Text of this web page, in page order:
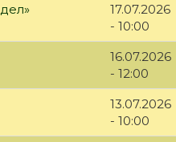
17.07.2026
- 10:00
16.07.2026
- 12:00
13.07.2026
- 10:00